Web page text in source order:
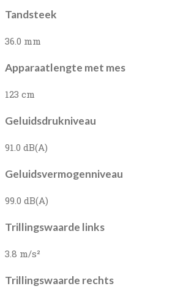
Tandsteek
36.0 mm
Apparaatlengte met mes
123 cm
Geluidsdrukniveau
91.0 dB(A)
Geluidsvermogenniveau
99.0 dB(A)
Trillingswaarde links
3.8 m/s²
Trillingswaarde rechts